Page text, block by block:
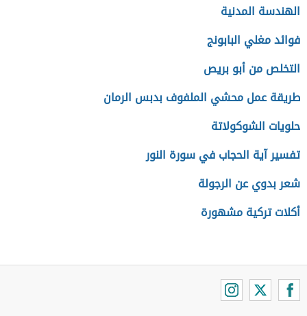
الهندسة المدنية
فوائد مغلي البابونج
التخلص من أبو بريص
طريقة عمل محشي الملفوف بدبس الرمان
حلويات الشوكولاتة
تفسير آية الحجاب في سورة النور
شعر بدوي عن الرجولة
أكلات تركية مشهورة